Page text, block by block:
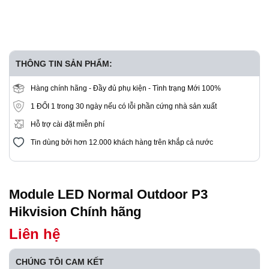
THÔNG TIN SẢN PHẨM:
Hàng chính hãng - Đầy đủ phụ kiện - Tình trạng Mới 100%
1 ĐỔI 1 trong 30 ngày nếu có lỗi phần cứng nhà sản xuất
Hỗ trợ cài đặt miễn phí
Tin dùng bởi hơn 12.000 khách hàng trên khắp cả nước
Module LED Normal Outdoor P3
Hikvision Chính hãng
Liên hệ
CHÚNG TÔI CAM KẾT